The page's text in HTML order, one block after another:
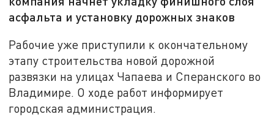
асфальта и установку дорожных знаков
Рабочие уже приступили к окончательному
этапу строительства новой дорожной
развязки на улицах Чапаева и Сперанского во
Владимире. О ходе работ информирует
городская администрация.